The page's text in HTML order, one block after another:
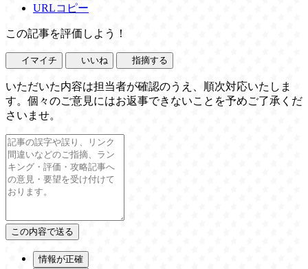
URLコピー
この記事を評価しよう！
イマイチ いいね 指摘する
いただいた内容は担当者が確認のうえ、順次対応いたしま
す。個々のご意見にはお返事できないことを予めご了承くだ
さいませ。
情報が正確